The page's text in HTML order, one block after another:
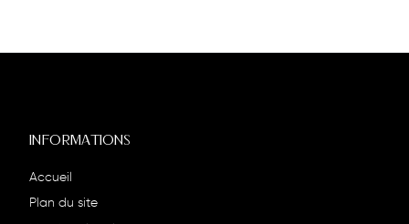
INFORMATIONS
Accueil
Plan du site